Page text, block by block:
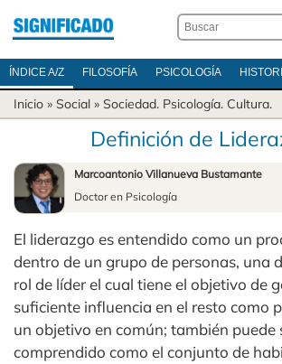
ÍNDICE A/Z FILOSOFÍA PSICOLOGÍA
Inicio » Social » Sociedad. Psicología. Cultura.
Definición de
Marcoantonio Villanueva Bustamante
Doctor en Psicología
El liderazgo es entendido como un
dentro de un grupo de personas, una
rol de líder el cual tiene el objetivo de
suficiente influencia en el resto como
un objetivo en común; también puede
comprendido como el conjunto de